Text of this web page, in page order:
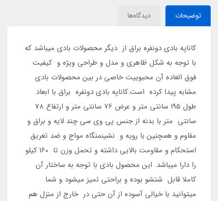
توضیحات دیدگاه‌ها
کاناپه بادی دونفره براق از دیگر محصولات بادی میباشد که
با توجه به شکل ظاهری و مدل و طراحی ویژه و کیفیت
فوق العاده آن محبوبیت خاصی در بین محصولات بادی
مشابه پیدا کرده است.کاناپه بادی دونفره براق با ابعاد
طول 195 سانتی متر و عرض 76 سانتی متر و ارتفاع 78
سانتی متر با بدنه از جنس پی وی سی چند لایه و براق و
مقاوم و همچنین با رویه و نشینمنگاه مواج و ضد تعریق
استحکام و مقاومت بالایی داشته و تحمل وزن تا 160 کیلو
را دارا میباشد. این محصول بادی با توجه به ساختار آن
کاملا قابل شتشو بوده و براحتی تمیز میشود و شما
میتوانید با خیالی آسوده از آن حتی در خارج از منزل هم